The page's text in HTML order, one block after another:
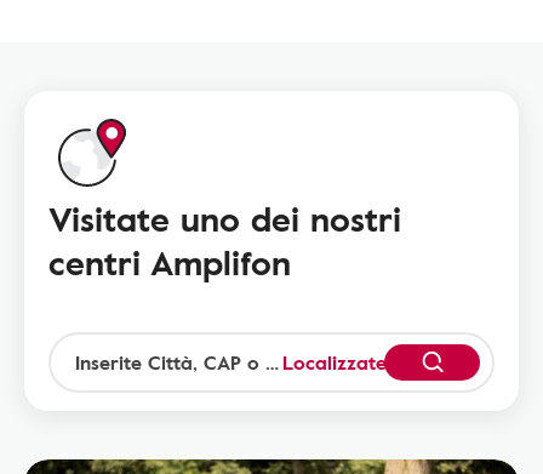
Visitate uno dei nostri
centri Amplifon
Localizzatevi